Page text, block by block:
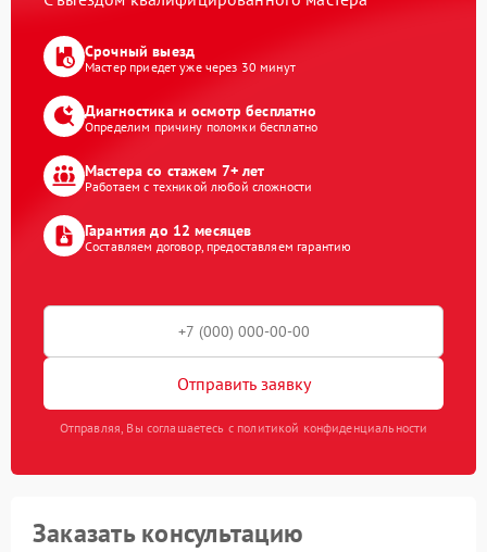
Срочный выезд
Мастер приедет уже через 30 минут
Диагностика и осмотр бесплатно
Определим причину поломки бесплатно
Мастера со стажем 7+ лет
Работаем с техникой любой сложности
Гарантия до 12 месяцев
Составляем договор, предоставляем гарантию
Отправить заявку
Отправляя, Вы соглашаетесь с политикой конфиденциальности
Заказать консультацию